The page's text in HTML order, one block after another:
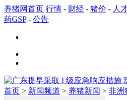
养猪网首页 行情 - 财经 - 猪价 - 人
药GSP- 公告
首页 > 新闻频道 > 养猪新闻 > 非洲